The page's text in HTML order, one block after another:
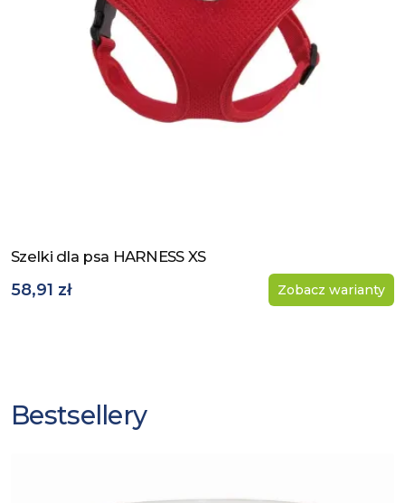
Zobacz produkt
Szelki dla psa HARNESS XS
58,91 zł Zobacz warianty
Bestsellery